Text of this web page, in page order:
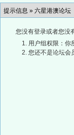
提示信息 » 六星港澳论坛
您没有登录或者您没
用户组权限：你
您还不是论坛会